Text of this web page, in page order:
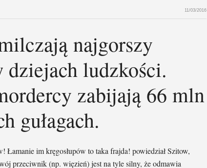
11/03/2016
najgorszy
dziejach ludzkości.
zabijają 66 mln
gułagach.
Łamanie im kręgosłupów to taka frajda! powiedział Szitow,
przeciwnik (np. więzień) jest na tyle silny, że odmawia